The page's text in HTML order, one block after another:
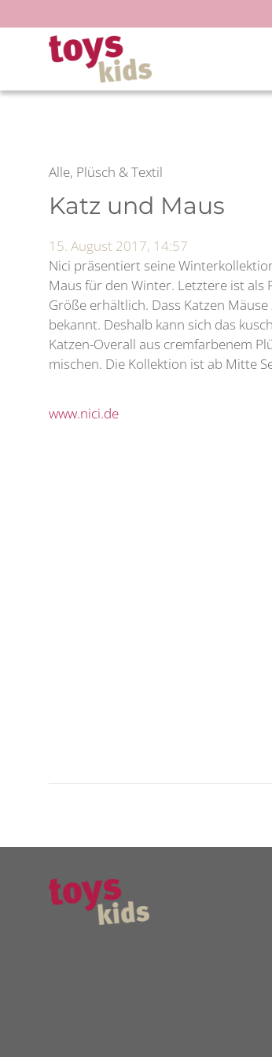
Inhalt
springen
Alle, Plüsch & Textil
Katz und Maus
15. August 2017, 14:57
Nici präsentiert seine
Maus für den Winter. Letztere ist
Größe erhältlich. Dass Katzen
bekannt. Deshalb kann sich das
Katzen-Overall aus cremfarbenem
mischen. Die Kollektion ist ab Mitte
www.nici.de